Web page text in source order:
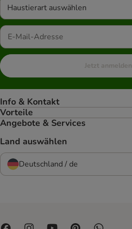
Haustierart auswählen
Jetzt anmelden
Info & Kontakt
Vorteile
Angebote & Services
Land auswählen
Deutschland / de